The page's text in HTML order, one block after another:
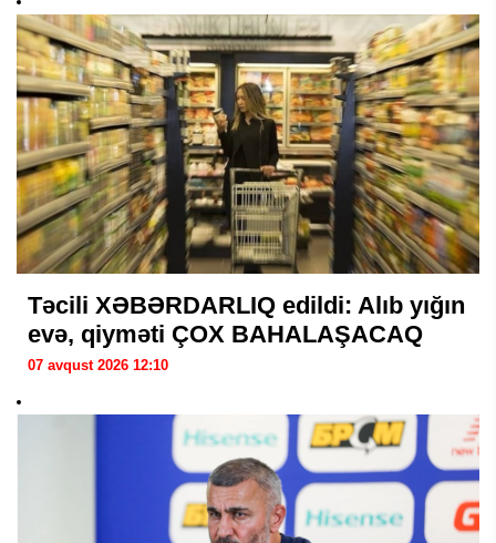
Təcili XƏBƏRDARLIQ edildi: Alıb yığın
evə, qiyməti ÇOX BAHALAŞACAQ
07 avqust 2026 12:10